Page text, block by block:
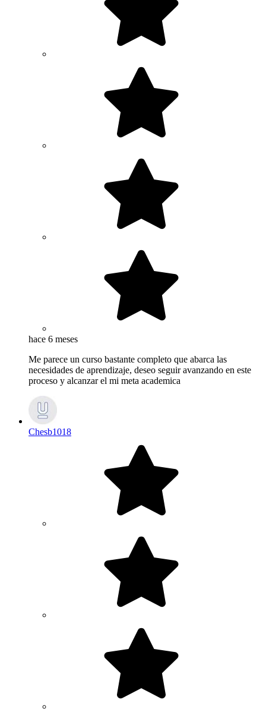
hace 6 meses
Me parece un curso bastante completo que abarca las
necesidades de aprendizaje, deseo seguir avanzando en este
proceso y alcanzar el mi meta academica
Chesb1018